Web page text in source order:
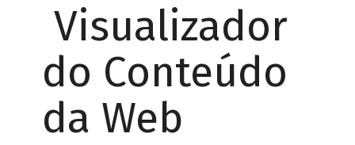
Visualizador
do Conteúdo
da Web